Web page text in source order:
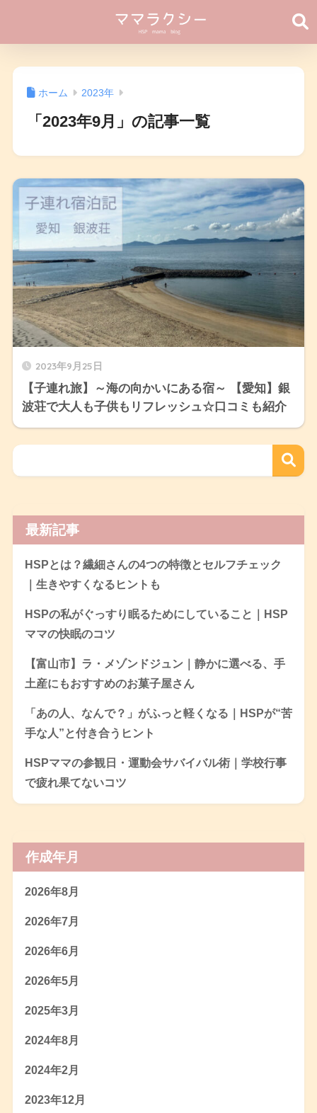
ホーム 2023年
「2023年9月」の記事一覧
2023年9月25日
【子連れ旅】～海の向かいにある宿～ 【愛知】銀
波荘で大人も子供もリフレッシュ☆口コミも紹介
最新記事
HSPとは？繊細さんの4つの特徴とセルフチェック
｜生きやすくなるヒントも
HSPの私がぐっすり眠るためにしていること｜HSP
ママの快眠のコツ
【富山市】ラ・メゾンドジュン｜静かに選べる、手
土産にもおすすめのお菓子屋さん
「あの人、なんで？」がふっと軽くなる｜HSPが“苦
手な人”と付き合うヒント
HSPママの参観日・運動会サバイバル術｜学校行事
で疲れ果てないコツ
作成年月
2026年8月
2026年7月
2026年6月
2026年5月
2025年3月
2024年8月
2024年2月
2023年12月